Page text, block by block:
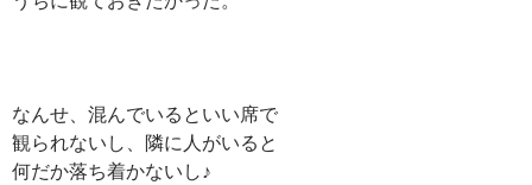
なんせ、混んでいるといい席で
観られないし、隣に人がいると
何だか落ち着かないし♪